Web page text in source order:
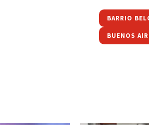
BARRIO
BUENOS